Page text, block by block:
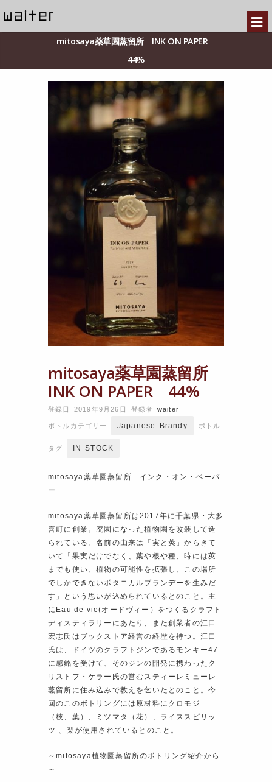
mitosaya薬草園蒸留所 INK ON PAPER
44%
mitosaya薬草園蒸留所
INK ON PAPER 44%
登録日 2019年9月26日 登録者 waiter
ボトルカテゴリー Japanese Brandy ボトル
タグ IN STOCK
mitosaya薬草園蒸留所 インク・オン・ペーパ
ー
mitosaya薬草園蒸留所は2017年に千葉県・大多
喜町に創業。廃園になった植物園を改装して造
られている。名前の由来は「実と莢」からきて
いて「果実だけでなく、葉や根や種、時には莢
までも使い、植物の可能性を拡張し、この場所
でしかできないボタニカルブランデーを生みだ
す」という思いが込められているとのこと。主
にEau de vie(オードヴィー）をつくるクラフト
ディスティラリーにあたり、また創業者の江口
宏志氏はブックストア経営の経歴を持つ。江口
氏は、ドイツのクラフトジンであるモンキー47
に感銘を受けて、そのジンの開発に携わったク
リストフ・ケラー氏の営むスティーレミューレ
蒸留所に住み込みで教えを乞いたとのこと。今
回のこのボトリングには原材料にクロモジ
（枝、葉）、ミツマタ（花）、ライススピリッ
ツ 、梨が使用されているとのこと。
～mitosaya植物園蒸留所のボトリング紹介から
～